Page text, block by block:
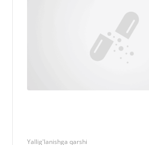
Yallig'lanishga qarshi